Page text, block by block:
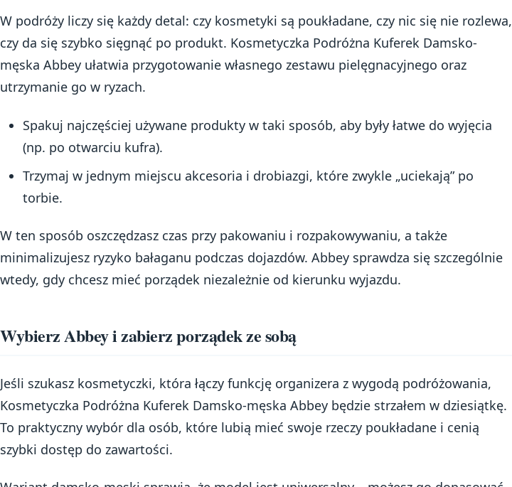
W podróży liczy się każdy detal: czy kosmetyki są poukładane, czy nic się nie rozlewa,
czy da się szybko sięgnąć po produkt. Kosmetyczka Podróżna Kuferek Damsko-
męska Abbey ułatwia przygotowanie własnego zestawu pielęgnacyjnego oraz
utrzymanie go w ryzach.
Spakuj najczęściej używane produkty w taki sposób, aby były łatwe do wyjęcia
(np. po otwarciu kufra).
Trzymaj w jednym miejscu akcesoria i drobiazgi, które zwykle „uciekają” po
torbie.
W ten sposób oszczędzasz czas przy pakowaniu i rozpakowywaniu, a także
minimalizujesz ryzyko bałaganu podczas dojazdów. Abbey sprawdza się szczególnie
wtedy, gdy chcesz mieć porządek niezależnie od kierunku wyjazdu.
Wybierz Abbey i zabierz porządek ze sobą
Jeśli szukasz kosmetyczki, która łączy funkcję organizera z wygodą podróżowania,
Kosmetyczka Podróżna Kuferek Damsko-męska Abbey będzie strzałem w dziesiątkę.
To praktyczny wybór dla osób, które lubią mieć swoje rzeczy poukładane i cenią
szybki dostęp do zawartości.